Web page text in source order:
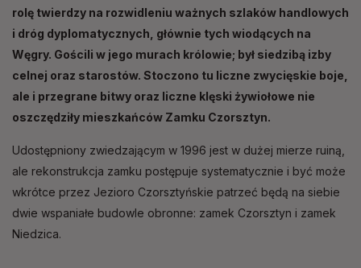
rolę twierdzy na rozwidleniu ważnych szlaków handlowych
i dróg dyplomatycznych, głównie tych wiodących na
Węgry. Gościli w jego murach królowie; był siedzibą izby
celnej oraz starostów. Stoczono tu liczne zwycięskie boje,
ale i przegrane bitwy oraz liczne klęski żywiołowe nie
oszczędziły mieszkańców Zamku Czorsztyn.
Udostępniony zwiedzającym w 1996 jest w dużej mierze ruiną,
ale rekonstrukcja zamku postępuje systematycznie i być może
wkrótce przez Jezioro Czorsztyńskie patrzeć będą na siebie
dwie wspaniałe budowle obronne: zamek Czorsztyn i zamek
Niedzica.